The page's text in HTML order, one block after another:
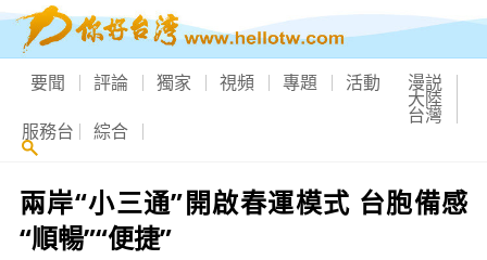
要聞 評論 獨家 視頻 專題 活動 漫説
大陸
台灣
服務台 綜合
兩岸“小三通”開啟春運模式 台胞備感
“順暢”“便捷”